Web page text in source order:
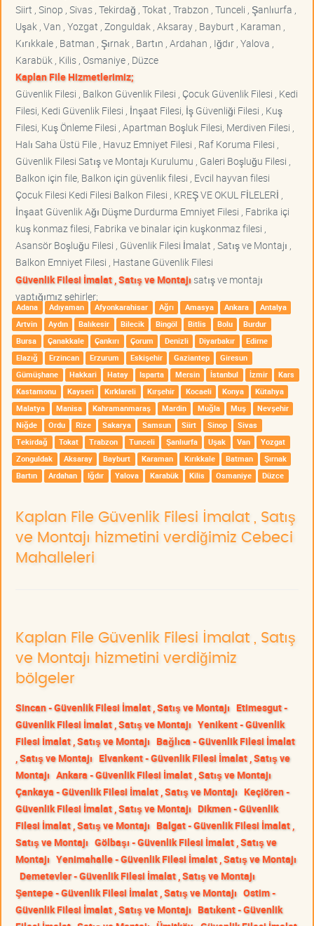
Siirt , Sinop , Sivas , Tekirdağ , Tokat , Trabzon , Tunceli , Şanlıurfa ,
Uşak , Van , Yozgat , Zonguldak , Aksaray , Bayburt , Karaman ,
Kırıkkale , Batman , Şırnak , Bartın , Ardahan , Iğdır , Yalova ,
Karabük , Kilis , Osmaniye , Düzce
Kaplan File Hizmetlerimiz;
Güvenlik Filesi , Balkon Güvenlik Filesi , Çocuk Güvenlik Filesi , Kedi
Filesi, Kedi Güvenlik Filesi , İnşaat Filesi, İş Güvenliği Filesi , Kuş
Filesi, Kuş Önleme Filesi , Apartman Boşluk Filesi, Merdiven Filesi ,
Halı Saha Üstü File , Havuz Emniyet Filesi , Raf Koruma Filesi ,
Güvenlik Filesi Satış ve Montajı Kurulumu , Galeri Boşluğu Filesi ,
Balkon için file, Balkon için güvenlik filesi , Evcil hayvan filesi
Çocuk Filesi Kedi Filesi Balkon Filesi , KREŞ VE OKUL FİLELERİ ,
İnşaat Güvenlik Ağı Düşme Durdurma Emniyet Filesi , Fabrika içi
kuş konmaz filesi, Fabrika ve binalar için kuşkonmaz filesi ,
Asansör Boşluğu Filesi , Güvenlik Filesi İmalat , Satış ve Montajı ,
Balkon Emniyet Filesi , Hastane Güvenlik Filesi
Güvenlik Filesi İmalat , Satış ve Montajısatış ve montajı
yaptığımız şehirler;
Adana Adıyaman Afyonkarahisar Ağrı Amasya Ankara
Antalya
Artvin
Aydın Balıkesir Bilecik Bingöl Bitlis Bolu
Burdur
Bursa
Çanakkale Çankırı Çorum Denizli Diyarbakır
Edirne
Elazığ
Erzincan Erzurum Eskişehir Gaziantep
Giresun
Gümüşhane
Hakkari Hatay Isparta Mersin İstanbul İzmir
Kars
Kastamonu
Kayseri Kırklareli Kırşehir Kocaeli Konya
Kütahya
Malatya
Manisa Kahramanmaraş Mardin Muğla Muş
Nevşehir
Niğde
Ordu Rize Sakarya Samsun Siirt Sinop
Sivas
Tekirdağ
Tokat Trabzon Tunceli Şanlıurfa Uşak Van
Yozgat
Zonguldak
Aksaray Bayburt Karaman Kırıkkale Batman
Şırnak
Bartın
Ardahan Iğdır Yalova Karabük Kilis Osmaniye Düzce
Kaplan File Güvenlik Filesi İmalat , Satış
ve Montajı hizmetini verdiğimiz Cebeci
Mahalleleri
Kaplan File Güvenlik Filesi İmalat , Satış
ve Montajı hizmetini verdiğimiz
bölgeler
Sincan - Güvenlik Filesi İmalat , Satış ve Montajı Etimesgut -
Güvenlik Filesi İmalat , Satış ve Montajı Yenikent - Güvenlik
Filesi İmalat , Satış ve Montajı Bağlıca - Güvenlik Filesi İmalat
, Satış ve Montajı Elvankent - Güvenlik Filesi İmalat , Satış ve
Montajı Ankara - Güvenlik Filesi İmalat , Satış ve Montajı
Çankaya - Güvenlik Filesi İmalat , Satış ve Montajı Keçiören -
Güvenlik Filesi İmalat , Satış ve Montajı Dikmen - Güvenlik
Filesi İmalat , Satış ve Montajı Balgat - Güvenlik Filesi İmalat ,
Satış ve Montajı Gölbaşı - Güvenlik Filesi İmalat , Satış ve
Montajı Yenimahalle - Güvenlik Filesi İmalat , Satış ve Montajı
Demetevler - Güvenlik Filesi İmalat , Satış ve Montajı
Şentepe - Güvenlik Filesi İmalat , Satış ve Montajı Ostim -
Güvenlik Filesi İmalat , Satış ve Montajı Batıkent - Güvenlik